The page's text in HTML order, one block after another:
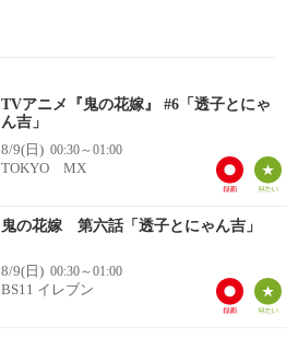
TVアニメ『鬼の花嫁』 #6「透子とにゃ
ん吉」
8/9(日) 00:30～01:00
TOKYO MX
鬼の花嫁 第六話「透子とにゃん吉」
8/9(日) 00:30～01:00
BS11 イレブン